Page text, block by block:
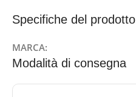
Specifiche del prodotto
MARCA:
Modalità di consegna